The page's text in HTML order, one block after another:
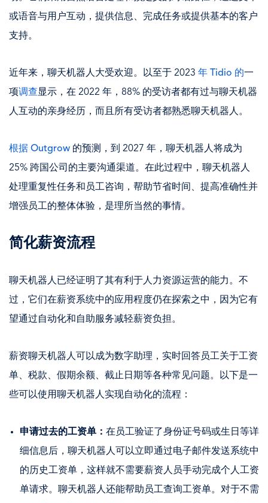
或语音与用户互动，提供信息、完成任务或提供基本的客户
支持。
近年来，聊天机器人大受欢迎。以至于 2023 年 Tidio 的一
项调查 显示，在 2022 年，88% 的受访者都有过与聊天机器
人互动的亲身经历，而且所有受访者都熟悉聊天机器人。
根据 Outgrow 的预测，到 2027 年，聊天机器人将成为
25% 跨国公司的主要沟通渠道。在此过程中，聊天机器人
处理重复性任务和员工咨询，帮助节省时间、提高准确性并
增强员工的整体体验，是理所当然的事情。
简化薪资流程
聊天机器人已经证明了其有利于人力资源运营的能力。不
过，它们在薪资系统中的应用程度仍在探索之中，因为它有
望通过自动化和自助服务减轻薪资负担。
薪资聊天机器人可以成为数字助理，实时回答员工关于工资
单、税款、假期余额、截止日期等各种常见问题。以下是一
些可以使用聊天机器人实现自动化的流程：
申请过去的工资单： 在员工验证了身份证号码或生日等详
细信息后，聊天机器人可以立即通过电子邮件发送系统中
的历史工资单，这样就不需要薪资人员手动完成个人工资
单请求。聊天机器人还能帮助员工查询工资单。对于不需